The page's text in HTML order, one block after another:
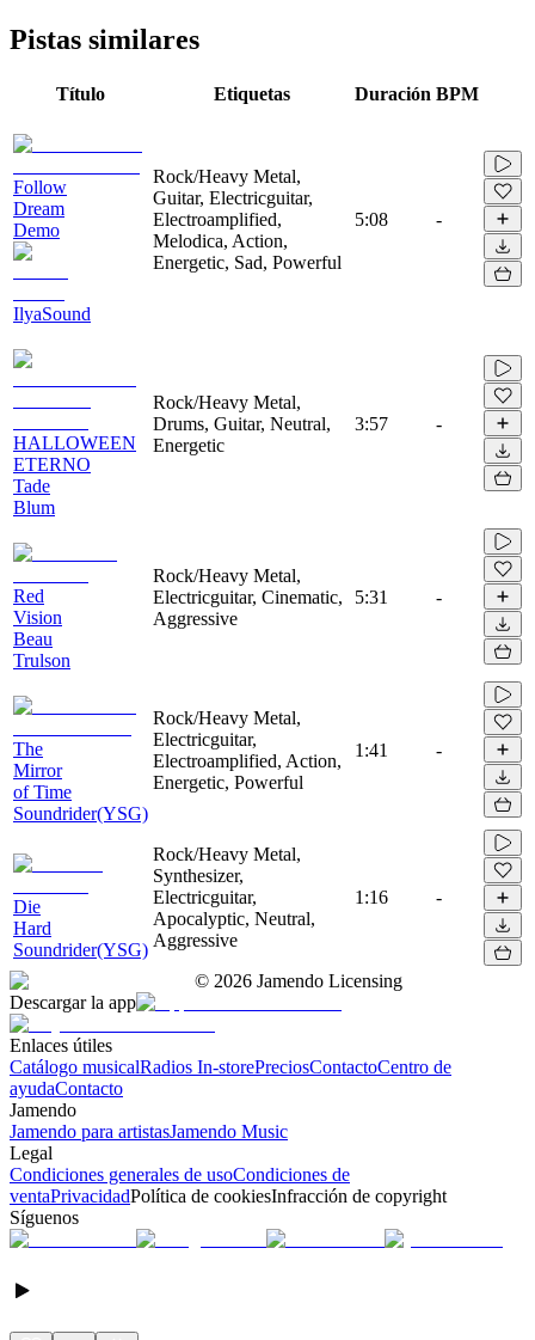
Pistas similares
Título Etiquetas Duración BPM
Follow
Dream
Demo
IlyaSound
Rock/Heavy Metal,
Guitar, Electricguitar,
Electroamplified,
Melodica, Action,
Energetic, Sad, Powerful
5:08 -
HALLOWEEN
ETERNO
Tade
Blum
Rock/Heavy Metal,
Drums, Guitar, Neutral,
Energetic
3:57 -
Red
Vision
Beau
Trulson
Rock/Heavy Metal,
Electricguitar, Cinematic,
Aggressive
5:31 -
The
Mirror
of Time
Soundrider(YSG)
Rock/Heavy Metal,
Electricguitar,
Electroamplified, Action,
Energetic, Powerful
1:41 -
Die
Hard
Soundrider(YSG)
Rock/Heavy Metal,
Synthesizer,
Electricguitar,
Apocalyptic, Neutral,
Aggressive
1:16 -
© 2026 Jamendo Licensing
Descargar la app
Enlaces útiles
Catálogo musicalRadios In-storePreciosContactoCentro de
ayudaContacto
Jamendo
Jamendo para artistasJamendo Music
Legal
Condiciones generales de usoCondiciones de
ventaPrivacidadPolítica de cookiesInfracción de copyright
Síguenos